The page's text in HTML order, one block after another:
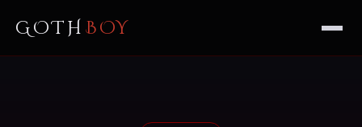
GOTH BOY